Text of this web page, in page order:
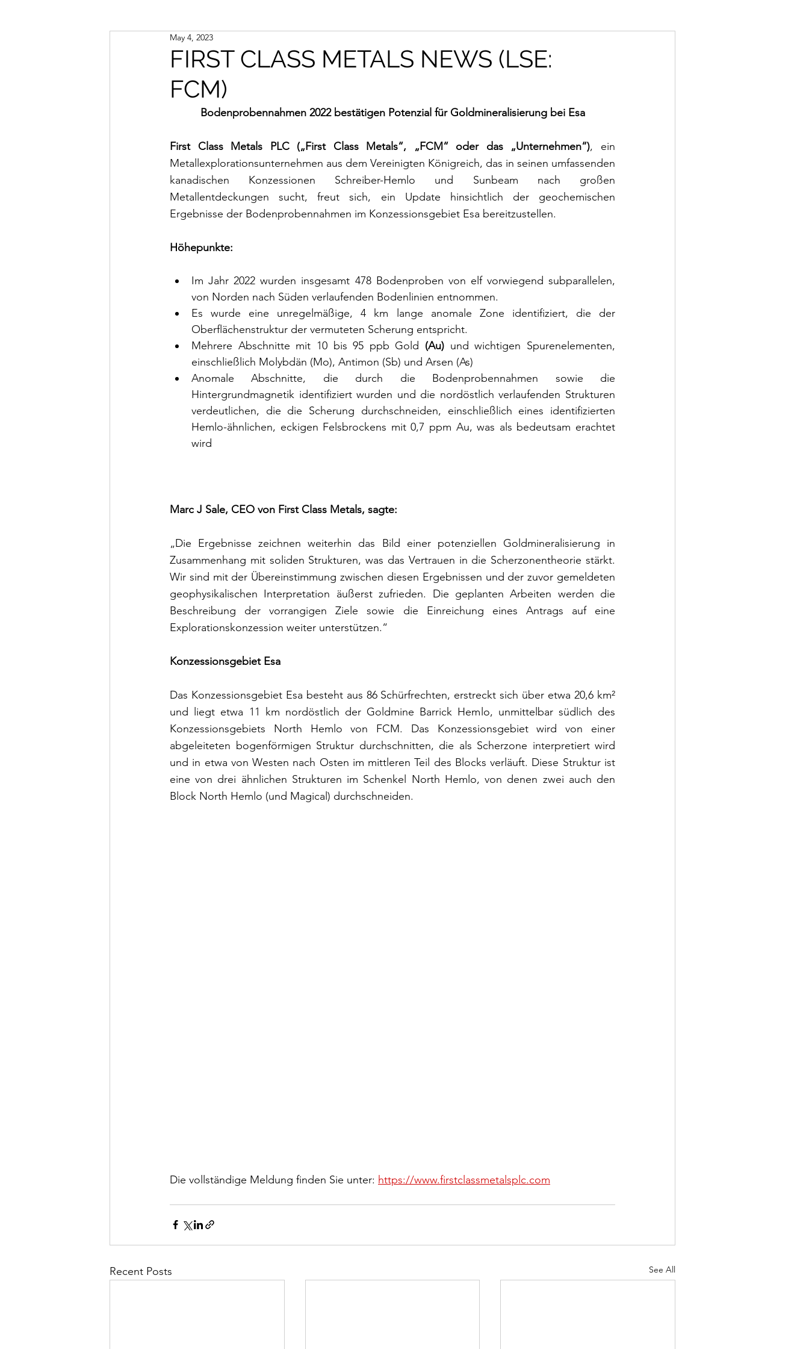
FIRST CLASS METALS NEWS (LSE:
FCM)
May 4, 2023
Bodenprobennahmen 2022 bestätigen Potenzial für Goldmineralisierung bei Esa
First Class Metals PLC („First Class Metals“, „FCM“ oder das „Unternehmen“), ein
Metallexplorationsunternehmen aus dem Vereinigten Königreich, das in seinen umfassenden
kanadischen Konzessionen Schreiber-Hemlo und Sunbeam nach großen
Metallentdeckungen sucht, freut sich, ein Update hinsichtlich der geochemischen
Ergebnisse der Bodenprobennahmen im Konzessionsgebiet Esa bereitzustellen.
Höhepunkte:
Im Jahr 2022 wurden insgesamt 478 Bodenproben von elf vorwiegend subparallelen,
von Norden nach Süden verlaufenden Bodenlinien entnommen.
Es wurde eine unregelmäßige, 4 km lange anomale Zone identifiziert, die der
Oberflächenstruktur der vermuteten Scherung entspricht.
Mehrere Abschnitte mit 10 bis 95 ppb Gold (Au) und wichtigen Spurenelementen,
einschließlich Molybdän (Mo), Antimon (Sb) und Arsen (As)
Anomale Abschnitte, die durch die Bodenprobennahmen sowie die
Hintergrundmagnetik identifiziert wurden und die nordöstlich verlaufenden Strukturen
verdeutlichen, die die Scherung durchschneiden, einschließlich eines identifizierten
Hemlo-ähnlichen, eckigen Felsbrockens mit 0,7 ppm Au, was als bedeutsam erachtet
wird
Marc J Sale, CEO von First Class Metals, sagte:
„Die Ergebnisse zeichnen weiterhin das Bild einer potenziellen Goldmineralisierung in
Zusammenhang mit soliden Strukturen, was das Vertrauen in die Scherzonentheorie stärkt.
Wir sind mit der Übereinstimmung zwischen diesen Ergebnissen und der zuvor gemeldeten
geophysikalischen Interpretation äußerst zufrieden. Die geplanten Arbeiten werden die
Beschreibung der vorrangigen Ziele sowie die Einreichung eines Antrags auf eine
Explorationskonzession weiter unterstützen.“
Konzessionsgebiet Esa
Das Konzessionsgebiet Esa besteht aus 86 Schürfrechten, erstreckt sich über etwa 20,6 km²
und liegt etwa 11 km nordöstlich der Goldmine Barrick Hemlo, unmittelbar südlich des
Konzessionsgebiets North Hemlo von FCM. Das Konzessionsgebiet wird von einer
abgeleiteten bogenförmigen Struktur durchschnitten, die als Scherzone interpretiert wird
und in etwa von Westen nach Osten im mittleren Teil des Blocks verläuft. Diese Struktur ist
eine von drei ähnlichen Strukturen im Schenkel North Hemlo, von denen zwei auch den
Block North Hemlo (und Magical) durchschneiden.
Die vollständige Meldung finden Sie unter: https://www.firstclassmetalsplc.com
Recent Posts See All